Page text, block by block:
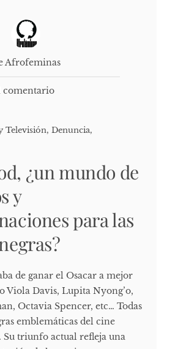
Afrofeminas
comentario
Televisión, Denuncia,
¿un mundo de
y
para las
de ganar el Osacar a mejor
Viola Davis, Lupita Nyong’o,
Octavia Spencer, etc… Todas
emblemáticas del cine
Su triunfo actual refleja una